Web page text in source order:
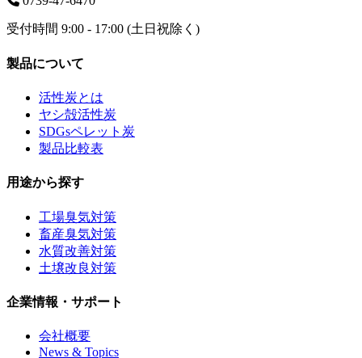
受付時間 9:00 - 17:00 (土日祝除く)
製品について
活性炭とは
ヤシ殻活性炭
SDGsペレット炭
製品比較表
用途から探す
工場臭気対策
畜産臭気対策
水質改善対策
土壌改良対策
企業情報・サポート
会社概要
News & Topics